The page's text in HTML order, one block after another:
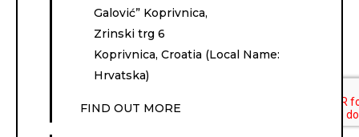
Galović” Koprivnica,
Zrinski trg 6
Koprivnica, Croatia (Local Name:
Hrvatska)
FIND OUT MORE